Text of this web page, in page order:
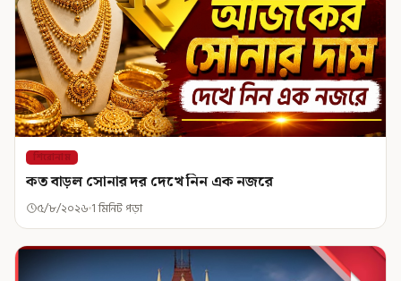
শিরোনাম
কত বাড়ল সোনার দর দেখে নিন এক নজরে
৫/৮/২০২৬ 1 মিনিট পড়া